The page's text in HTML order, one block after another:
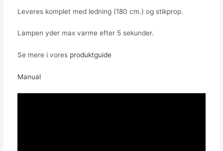
Leveres komplet med ledning (180 cm.) og stikprop.
Lampen yder max varme efter 5 sekunder.
Se mere i vores produktguide
Manual